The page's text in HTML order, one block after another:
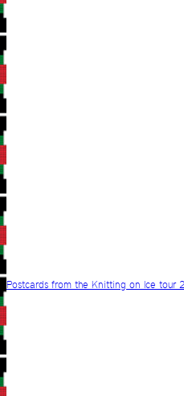
Postcards from the Knitting on Ice tour